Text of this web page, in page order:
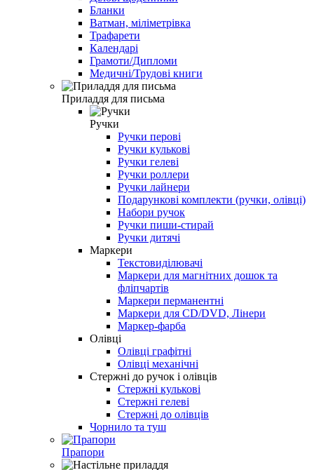
Бланки
Ватман, міліметрівка
Трафарети
Календарі
Грамоти/Дипломи
Медичні/Трудові книги
Приладдя для письма
Ручки
Ручки перові
Ручки кулькові
Ручки гелеві
Ручки роллери
Ручки лайнери
Подарункові комплекти (ручки, олівці)
Набори ручок
Ручки пиши-стирай
Ручки дитячі
Маркери
Текстовиділювачі
Маркери для магнітних дошок та
фліпчартів
Маркери перманентні
Маркери для CD/DVD, Лінери
Маркер-фарба
Олівці
Олівці графітні
Олівці механічні
Стержні до ручок і олівців
Стержні кулькові
Стержні гелеві
Стержні до олівців
Чорнило та туш
Прапори